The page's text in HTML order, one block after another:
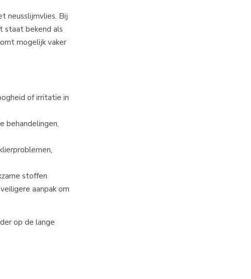
neusslijmvlies. Bij
staat bekend als
mogelijk vaker
of irritatie in
behandelingen,
stoffen
aanpak om
op de lange